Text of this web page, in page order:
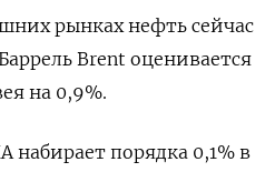
рынках нефть сейчас
Brent оценивается
на 0,9%.
набирает порядка 0,1% в